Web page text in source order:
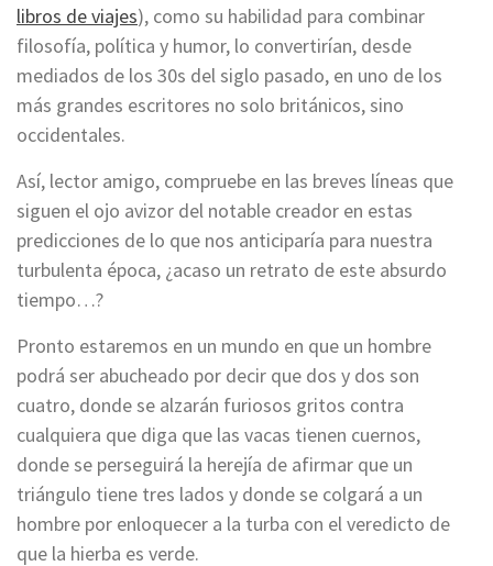
libros de viajes), como su habilidad para combinar
filosofía, política y humor, lo convertirían, desde
mediados de los 30s del siglo pasado, en uno de los
más grandes escritores no solo británicos, sino
occidentales.
Así, lector amigo, compruebe en las breves líneas que
siguen el ojo avizor del notable creador en estas
predicciones de lo que nos anticiparía para nuestra
turbulenta época, ¿acaso un retrato de este absurdo
tiempo…?
Pronto estaremos en un mundo en que un hombre
podrá ser abucheado por decir que dos y dos son
cuatro, donde se alzarán furiosos gritos contra
cualquiera que diga que las vacas tienen cuernos,
donde se perseguirá la herejía de afirmar que un
triángulo tiene tres lados y donde se colgará a un
hombre por enloquecer a la turba con el veredicto de
que la hierba es verde.